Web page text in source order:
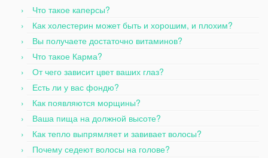
Что такое каперсы?
Как холестерин может быть и хорошим, и плохим?
Вы получаете достаточно витаминов?
Что такое Карма?
От чего зависит цвет ваших глаз?
Есть ли у вас фондю?
Как появляются морщины?
Ваша пища на должной высоте?
Как тепло выпрямляет и завивает волосы?
Почему седеют волосы на голове?